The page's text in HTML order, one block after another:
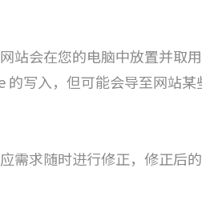
站会在您的电脑中放置并取
写入，但可能会导至网站某
需求随时进行修正，修正后